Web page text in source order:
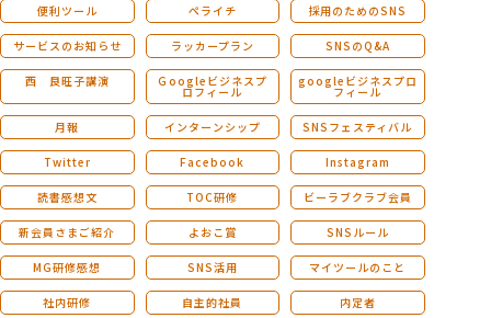
便利ツール ペライチ 採用のためのSNS
サービスのお知らせ ラッカープラン SNSのQ&A
西 良旺子講演 Ｇoogleビジネスプ
ロフィール
googleビジネスプロ
フィール
月報 インターンシップ SNSフェスティバル
Twitter Facebook Instagram
読書感想文 TOC研修 ビーラブクラブ会員
新会員さまご紹介 よおこ賞 SNSルール
MG研修感想 SNS活用 マイツールのこと
社内研修 自主的社員 内定者